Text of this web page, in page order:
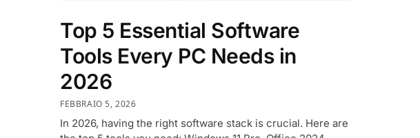
Top 5 Essential Software
Tools Every PC Needs in
2026
FEBBRAIO 5, 2026
In 2026, having the right software stack is crucial. Here are